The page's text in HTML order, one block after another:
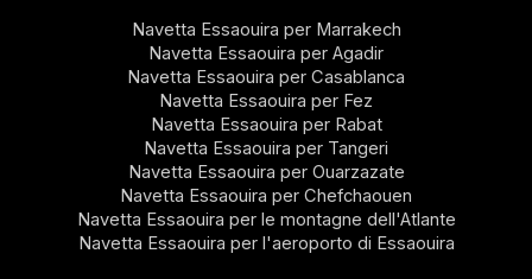
Navetta Essaouira per Marrakech
Navetta Essaouira per Agadir
Navetta Essaouira per Casablanca
Navetta Essaouira per Fez
Navetta Essaouira per Rabat
Navetta Essaouira per Tangeri
Navetta Essaouira per Ouarzazate
Navetta Essaouira per Chefchaouen
Navetta Essaouira per le montagne dell'Atlante
Navetta Essaouira per l'aeroporto di Essaouira